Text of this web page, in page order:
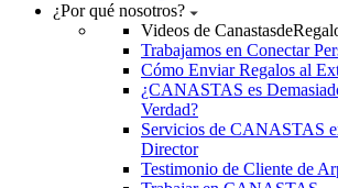
¿Por qué nosotros?
Videos de
Trabajamos en Conectar
Cómo Enviar Regalos al
¿CANASTAS es
Verdad?
Servicios de CANASTAS
Director
Testimonio de Cliente de